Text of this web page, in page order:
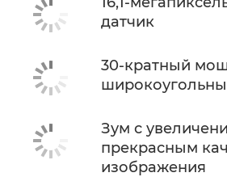
датчик
30-кратный
Зум с
прекрасным
изображения